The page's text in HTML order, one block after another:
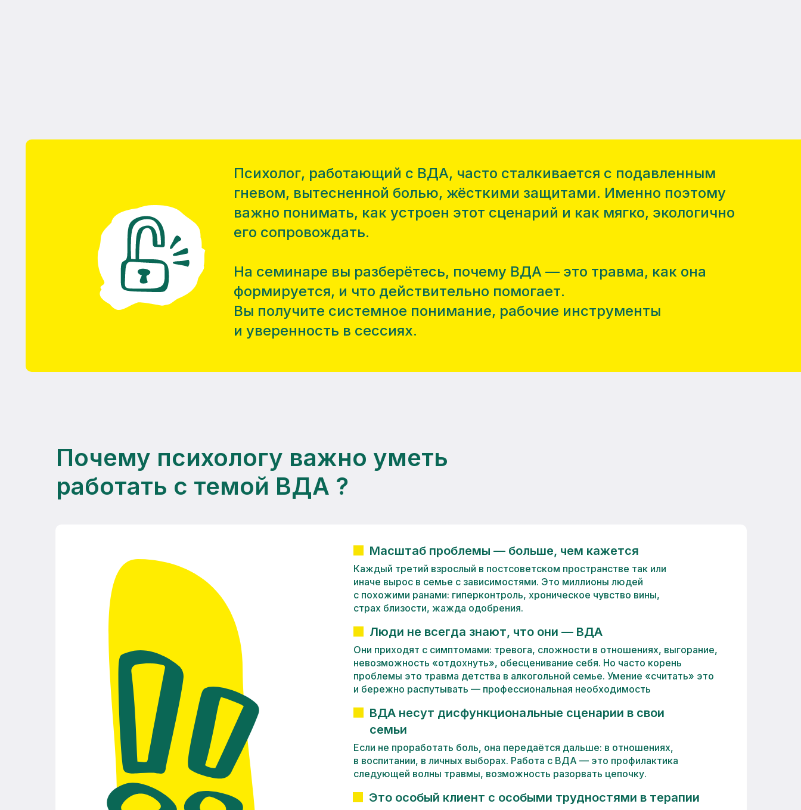
Психолог, работающий с ВДА, часто сталкивается с подавленным
гневом, вытесненной болью, жёсткими защитами. Именно поэтому
важно понимать, как устроен этот сценарий и как мягко, экологично
его сопровождать.
На семинаре вы разберётесь, почему ВДА — это травма, как она
формируется, и что действительно помогает.
Вы получите системное понимание, рабочие инструменты
и уверенность в сессиях.
Почему психологу важно уметь
работать с темой ВДА ?
Масштаб проблемы — больше, чем кажется
Каждый третий взрослый в постсоветском пространстве так или
иначе вырос в семье с зависимостями. Это миллионы людей
с похожими ранами: гиперконтроль, хроническое чувство вины,
страх близости, жажда одобрения.
Люди не всегда знают, что они — ВДА
Они приходят с симптомами: тревога, сложности в отношениях, выгорание,
невозможность «отдохнуть», обесценивание себя. Но часто корень
проблемы это травма детства в алкогольной семье. Умение «считать» это
и бережно распутывать — профессиональная необходимость
ВДА несут дисфункциональные сценарии в свои
семьи
Если не проработать боль, она передаётся дальше: в отношениях,
в воспитании, в личных выборах. Работа с ВДА — это профилактика
следующей волны травмы, возможность разорвать цепочку.
Это особый клиент с особыми трудностями в терапии